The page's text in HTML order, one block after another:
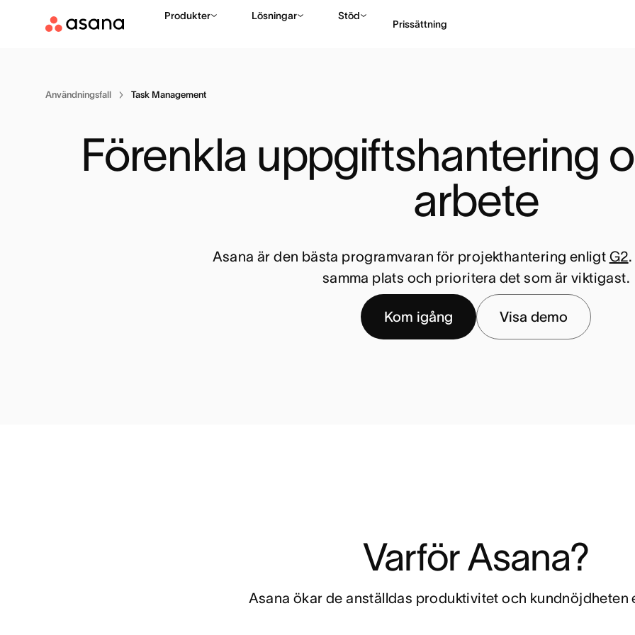
Produkter Lösningar Stöd
Prissättning
Användningsfall Task Management
Förenkla uppgiftshantering
arbete
Asana är den bästa programvaran för projekthantering enligt G2
samma plats och prioritera det som är viktigast.
Kom igång Visa demo
Varför Asana?
Asana ökar de anställdas produktivitet och kundnöjdheten